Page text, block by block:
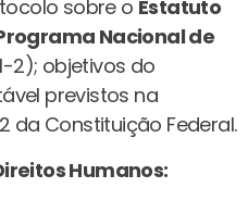
sobre o Estatuto
Nacional de
2); objetivos do
previstos na
da Constituição Federal.
Humanos: